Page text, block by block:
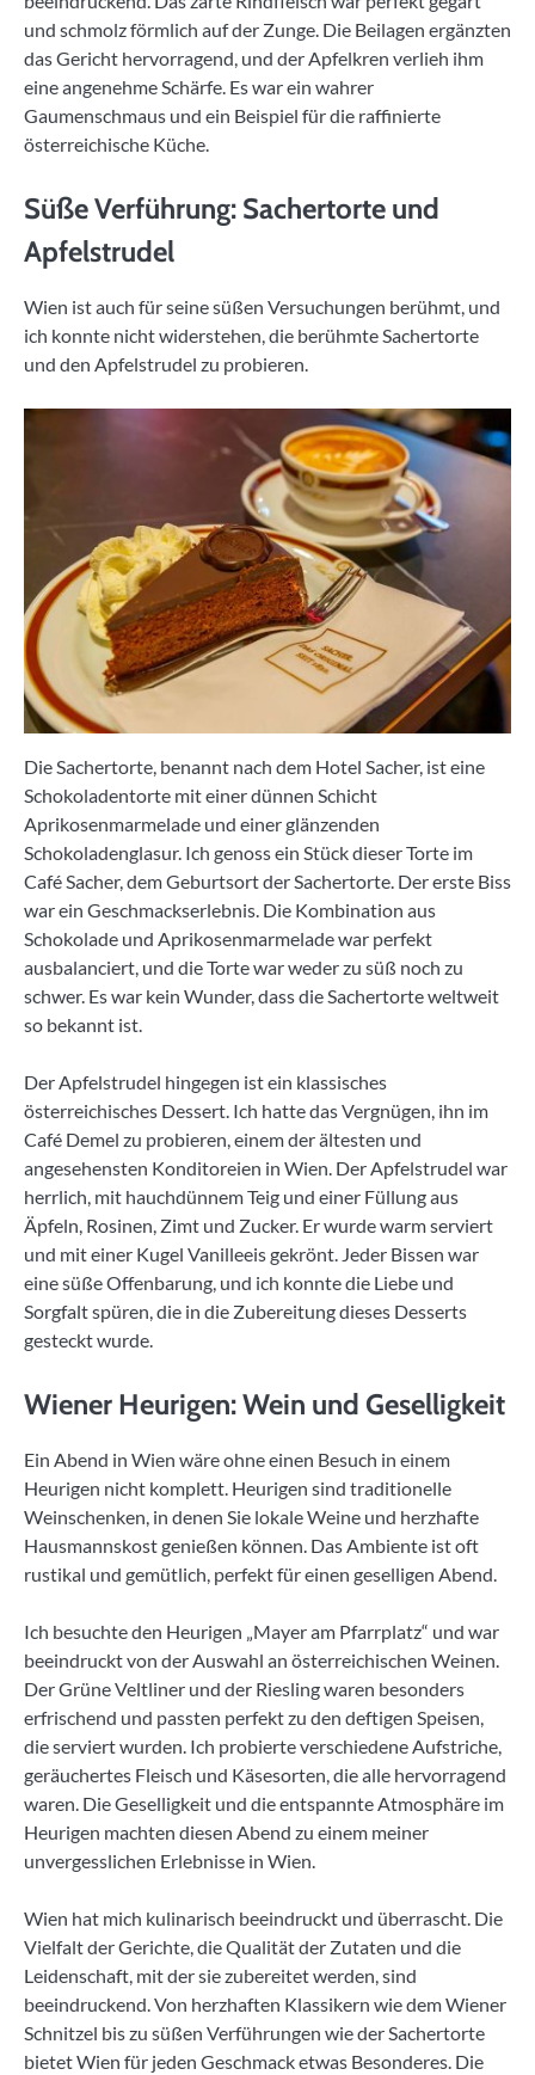
und schmolz förmlich auf der Zunge. Die Beilagen ergänzten
das Gericht hervorragend, und der Apfelkren verlieh ihm
eine angenehme Schärfe. Es war ein wahrer
Gaumenschmaus und ein Beispiel für die raffinierte
österreichische Küche.
Süße Verführung: Sachertorte und
Apfelstrudel
Wien ist auch für seine süßen Versuchungen berühmt, und
ich konnte nicht widerstehen, die berühmte Sachertorte
und den Apfelstrudel zu probieren.
Die Sachertorte, benannt nach dem Hotel Sacher, ist eine
Schokoladentorte mit einer dünnen Schicht
Aprikosenmarmelade und einer glänzenden
Schokoladenglasur. Ich genoss ein Stück dieser Torte im
Café Sacher, dem Geburtsort der Sachertorte. Der erste Biss
war ein Geschmackserlebnis. Die Kombination aus
Schokolade und Aprikosenmarmelade war perfekt
ausbalanciert, und die Torte war weder zu süß noch zu
schwer. Es war kein Wunder, dass die Sachertorte weltweit
so bekannt ist.
Der Apfelstrudel hingegen ist ein klassisches
österreichisches Dessert. Ich hatte das Vergnügen, ihn im
Café Demel zu probieren, einem der ältesten und
angesehensten Konditoreien in Wien. Der Apfelstrudel war
herrlich, mit hauchdünnem Teig und einer Füllung aus
Äpfeln, Rosinen, Zimt und Zucker. Er wurde warm serviert
und mit einer Kugel Vanilleeis gekrönt. Jeder Bissen war
eine süße Offenbarung, und ich konnte die Liebe und
Sorgfalt spüren, die in die Zubereitung dieses Desserts
gesteckt wurde.
Wiener Heurigen: Wein und Geselligkeit
Ein Abend in Wien wäre ohne einen Besuch in einem
Heurigen nicht komplett. Heurigen sind traditionelle
Weinschenken, in denen Sie lokale Weine und herzhafte
Hausmannskost genießen können. Das Ambiente ist oft
rustikal und gemütlich, perfekt für einen geselligen Abend.
Ich besuchte den Heurigen „Mayer am Pfarrplatz“ und war
beeindruckt von der Auswahl an österreichischen Weinen.
Der Grüne Veltliner und der Riesling waren besonders
erfrischend und passten perfekt zu den deftigen Speisen,
die serviert wurden. Ich probierte verschiedene Aufstriche,
geräuchertes Fleisch und Käsesorten, die alle hervorragend
waren. Die Geselligkeit und die entspannte Atmosphäre im
Heurigen machten diesen Abend zu einem meiner
unvergesslichen Erlebnisse in Wien.
Wien hat mich kulinarisch beeindruckt und überrascht. Die
Vielfalt der Gerichte, die Qualität der Zutaten und die
Leidenschaft, mit der sie zubereitet werden, sind
beeindruckend. Von herzhaften Klassikern wie dem Wiener
Schnitzel bis zu süßen Verführungen wie der Sachertorte
bietet Wien für jeden Geschmack etwas Besonderes. Die